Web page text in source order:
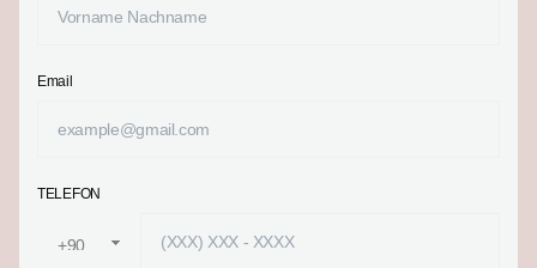
Email
TELEFON